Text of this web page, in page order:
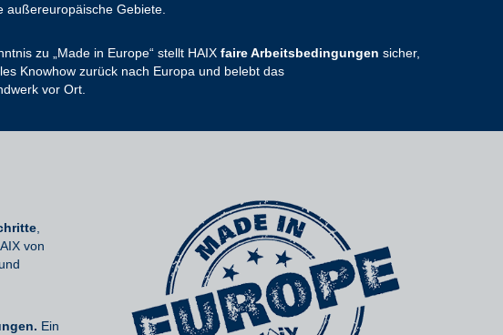
außereuropäische Gebiete.
zu „Made in Europe“ stellt HAIX faire Arbeitsbedingungen sicher,
Knowhow zurück nach Europa und belebt das
vor Ort.
,
von
Ein